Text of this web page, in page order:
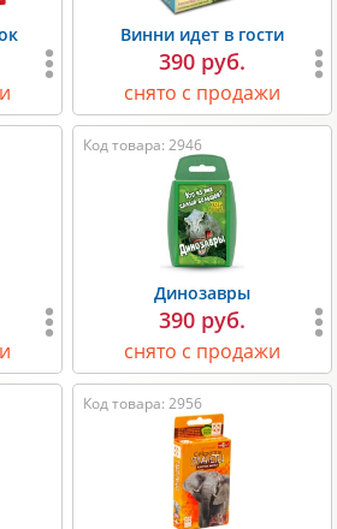
Винни идет в гости
390 руб.
снято с продажи
Код товара: 2946
Динозавры
390 руб.
снято с продажи
Код товара: 2956